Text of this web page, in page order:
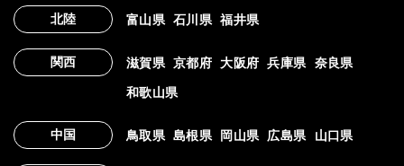
北陸 富山県 石川県 福井県
関西 滋賀県 京都府 大阪府 兵庫県 奈良県
和歌山県
中国 鳥取県 島根県 岡山県 広島県 山口県